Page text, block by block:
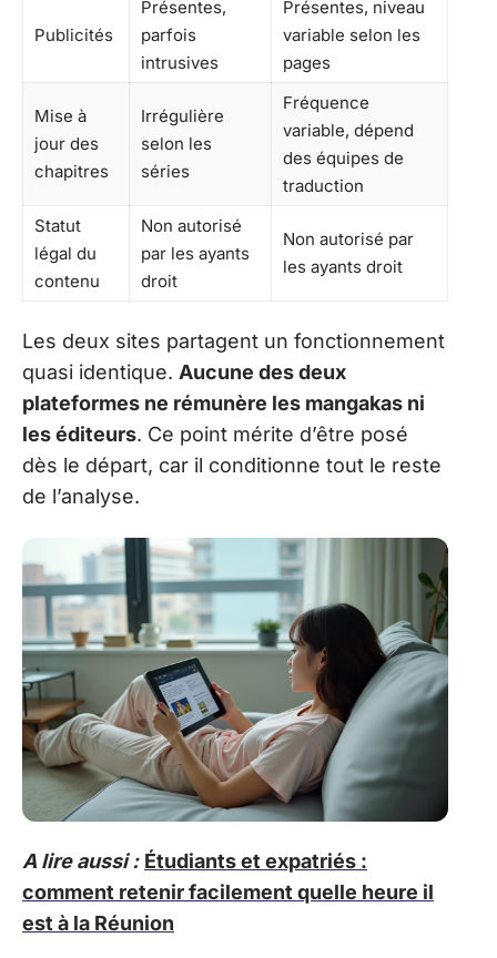
Publicités
Présentes,
parfois
intrusives
Présentes, niveau
variable selon les
pages
Mise à
jour des
chapitres
Irrégulière
selon les
séries
Fréquence
variable, dépend
des équipes de
traduction
Statut
légal du
contenu
Non autorisé
par les ayants
droit
Non autorisé par
les ayants droit
Les deux sites partagent un fonctionnement
quasi identique. Aucune des deux
plateformes ne rémunère les mangakas ni
les éditeurs. Ce point mérite d’être posé
dès le départ, car il conditionne tout le reste
de l’analyse.
A lire aussi : Étudiants et expatriés :
comment retenir facilement quelle heure il
est à la Réunion